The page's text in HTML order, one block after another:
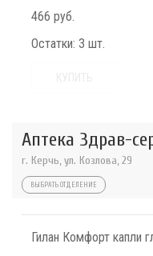
466 руб.
Остатки: 3 шт.
Аптека Здрав-
г. Керчь, ул. Козлова, 29
ВЫБРАТЬ ОТДЕЛЕНИЕ
Гилан Комфорт капли